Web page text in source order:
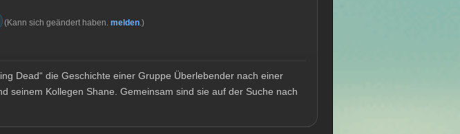
(Kann sich geändert haben. melden.)
Dead“ die Geschichte einer Gruppe Überlebender nach einer
seinem Kollegen Shane. Gemeinsam sind sie auf der Suche nach